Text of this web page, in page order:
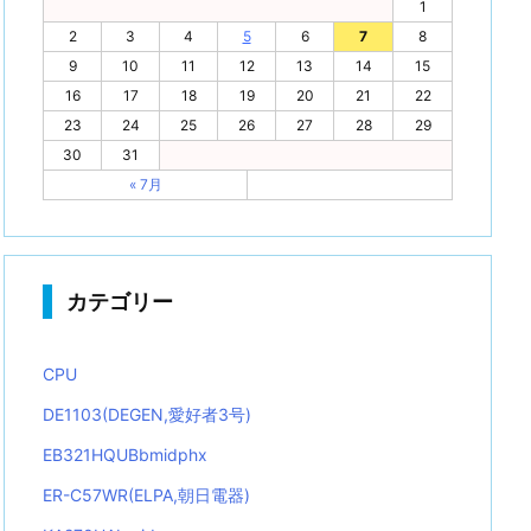
1
2
3 4 5 6 7
8
9
10 11 12 13 14
15
16
17 18 19 20 21
22
23
24 25 26 27 28
29
30
31
« 7月
カテゴリー
CPU
DE1103(DEGEN,愛好者3号)
EB321HQUBbmidphx
ER-C57WR(ELPA,朝日電器)